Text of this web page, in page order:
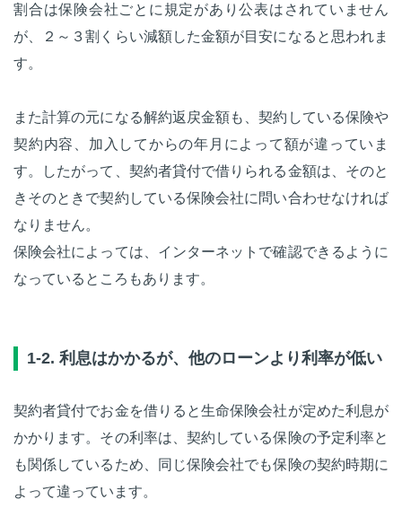
割合は保険会社ごとに規定があり公表はされていません
が、２～３割くらい減額した金額が目安になると思われま
す。
また計算の元になる解約返戻金額も、契約している保険や
契約内容、加入してからの年月によって額が違っていま
す。したがって、契約者貸付で借りられる金額は、そのと
きそのときで契約している保険会社に問い合わせなければ
なりません。
保険会社によっては、インターネットで確認できるように
なっているところもあります。
1-2. 利息はかかるが、他のローンより利率が低い
契約者貸付でお金を借りると生命保険会社が定めた利息が
かかります。その利率は、契約している保険の予定利率と
も関係しているため、同じ保険会社でも保険の契約時期に
よって違っています。